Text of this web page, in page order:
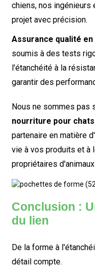
chiens, nos ingénieurs
projet avec précision.
Assurance qualité en
soumis à des tests
l'étanchéité à la
garantir des
Nous ne sommes pas
nourriture pour
partenaire en matière
vie à vos produits et à
propriétaires
Conclusion :
du lien
De la forme à
détail compte.